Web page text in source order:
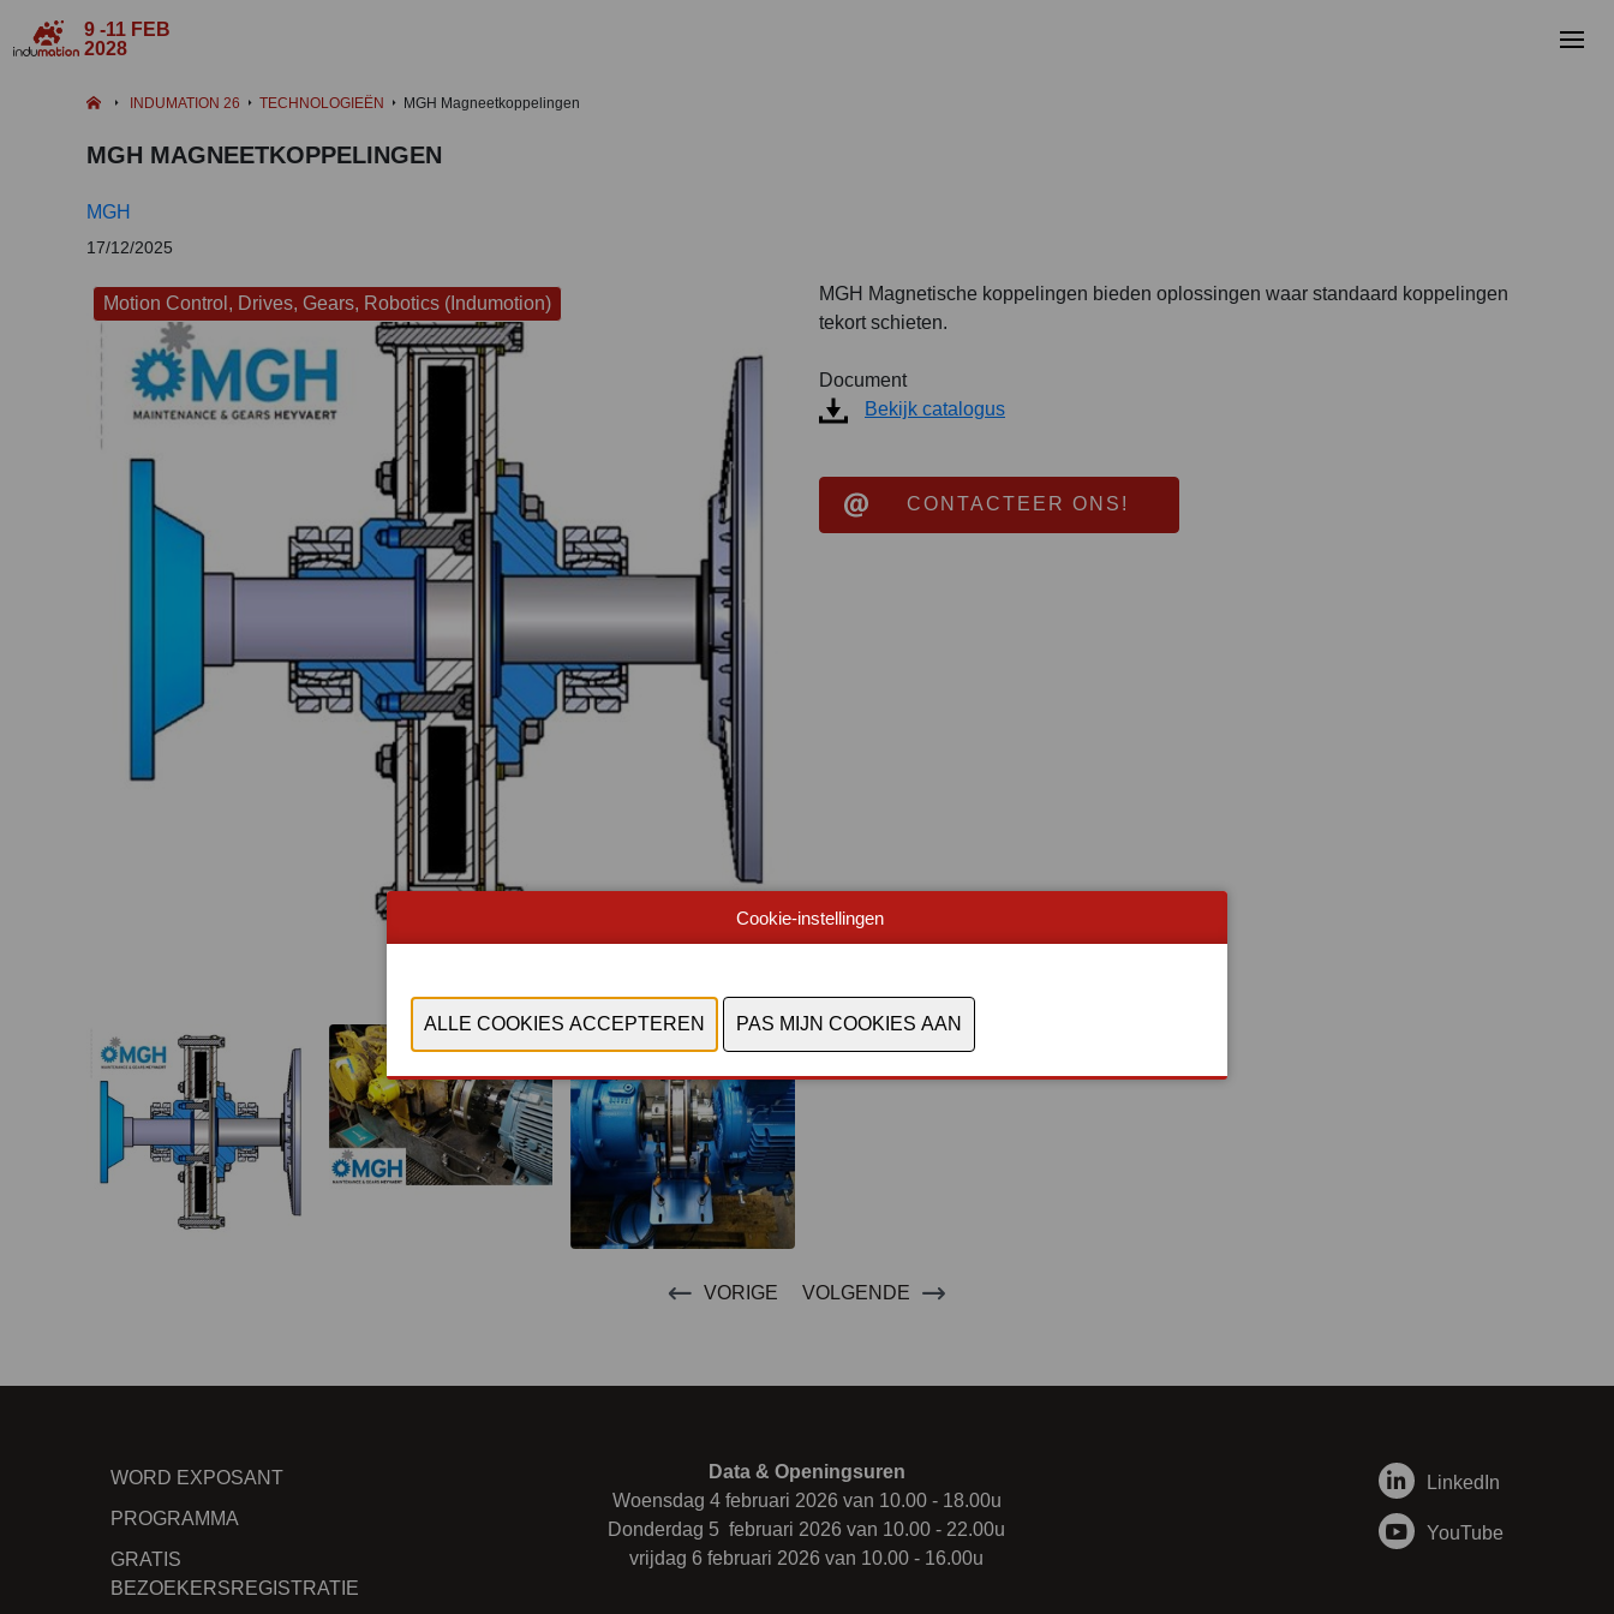
9 -11 FEB
2028
INDUMATION 26 TECHNOLOGIEËN MGH Magneetkoppelingen
MGH MAGNEETKOPPELINGEN
Motion Control, Drives, Gears, Robotics (Indumotion)
MGH
17/12/2025
MGH Magnetische koppelingen bieden oplossingen waar standaard koppelingen
tekort schieten.
Document
Bekijk catalogus
CONTACTEER ONS!
VORIGE VOLGENDE
WORD EXPOSANT
PROGRAMMA
GRATIS
BEZOEKERSREGISTRATIE
Data & Openingsuren
Woensdag 4 februari 2026 van 10.00 - 18.00u
Donderdag 5 februari 2026 van 10.00 - 22.00u
vrijdag 6 februari 2026 van 10.00 - 16.00u
LinkedIn
YouTube
Cookie-instellingen